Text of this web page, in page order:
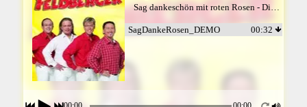
SagDankeRosen_DEMO 00:32